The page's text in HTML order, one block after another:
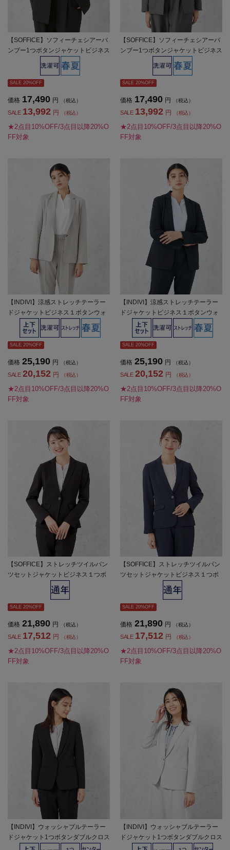
【SOFFICE】ソフィーチェシアーバ
ンブー1つボタンジャケットビジネス
ウォッシャブル軽量春夏【レディー
SALE 20%OFF
価格 17,490 円 （税込）
SALE 13,992 円 （税込）
★2点目10%OFF/3点目以降20%O
FF対象
【SOFFICE】ソフィーチェシアーバ
ンブー1つボタンジャケットビジネス
ウォッシャブル軽量春夏【レディー
SALE 20%OFF
価格 17,490 円 （税込）
SALE 13,992 円 （税込）
★2点目10%OFF/3点目以降20%O
FF対象
【INDIVI】涼感ストレッチテーラー
ドジャケットビジネス１ボタンウォ
ッシャブル春夏【レディース】
SALE 20%OFF
価格 25,190 円 （税込）
SALE 20,152 円 （税込）
★2点目10%OFF/3点目以降20%O
FF対象
【INDIVI】涼感ストレッチテーラー
ドジャケットビジネス１ボタンウォ
ッシャブル春夏【レディース】
SALE 20%OFF
価格 25,190 円 （税込）
SALE 20,152 円 （税込）
★2点目10%OFF/3点目以降20%O
FF対象
【SOFFICE】ストレッチツイルパン
ツセットジャケットビジネス１つボ
タンソフィーチェストレッチウォッ
シャブル通年【レディース】
SALE 20%OFF
価格 21,890 円 （税込）
SALE 17,512 円 （税込）
★2点目10%OFF/3点目以降20%O
FF対象
【SOFFICE】ストレッチツイルパン
ツセットジャケットビジネス１つボ
タンソフィーチェストレッチウォッ
シャブル通年【レディース】
SALE 20%OFF
価格 21,890 円 （税込）
SALE 17,512 円 （税込）
★2点目10%OFF/3点目以降20%O
FF対象
【INDIVI】ウォッシャブルテーラー
ドジャケット1つボタンダブルクロス
無地通年【レディース】
【INDIVI】ウォッシャブルテーラー
ドジャケット1つボタンダブルクロス
無地通年【レディース】